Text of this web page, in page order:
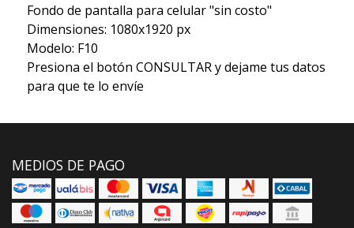
Fondo de pantalla para celular "sin costo"
Dimensiones: 1080x1920 px
Modelo: F10
Presiona el botón CONSULTAR y dejame tus datos
para que te lo envíe
MEDIOS DE PAGO